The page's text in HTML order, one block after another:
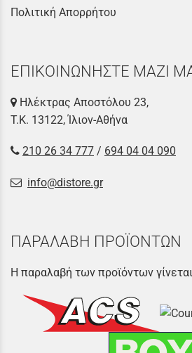
Πολιτική Απορρήτου
ΕΠΙΚΟΙΝΩΝΗΣΤΕ ΜΑΖΙ
Ηλέκτρας Αποστόλου 23,
Τ.Κ. 13122, Ίλιον-Αθήνα
210 26 34 777 / 694 04 04 090
info@distore.gr
ΠΑΡΑΛΑΒΗ ΠΡΟΪΟΝΤΩΝ
Η παραλαβή των προϊόντων